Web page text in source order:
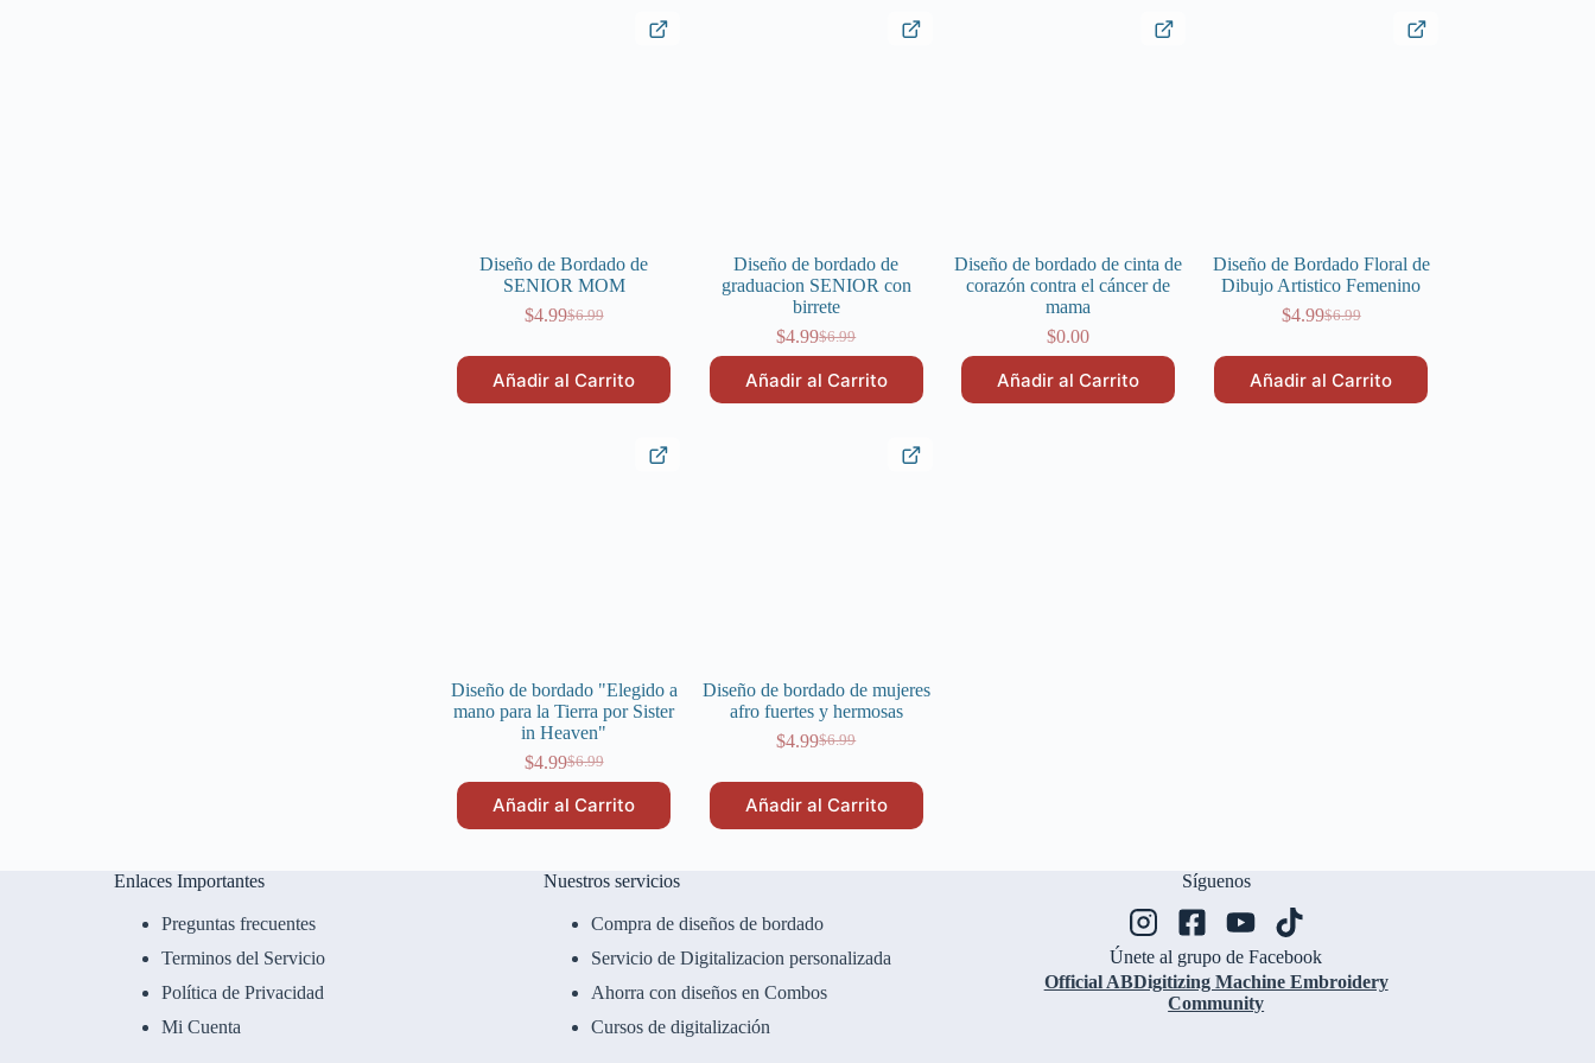
Diseño de Bordado de
SENIOR MOM
$6.99
El
era:
$6.99.
$4.99El
es:
$4.99.
Añadir al Carrito
Diseño de bordado de
graduacion SENIOR con
birrete
$6.99
El
original
era:
$4.99El
actual
es:
Añadir al Carrito
Diseño de bordado de cinta de
corazón contra el cáncer de
mama
$0.00
Añadir al Carrito
Diseño de Bordado Floral de
Dibujo Artistico Femenino
$6.99
El
era:
$6.99.
$4.99El
es:
$4.99.
Añadir al Carrito
Diseño de bordado "Elegido a
mano para la Tierra por Sister
in Heaven"
$6.99
El
original
era:
$4.99El
actual
es:
Añadir al Carrito
Diseño de bordado de mujeres
afro fuertes y hermosas
$6.99
El
original
era:
$6.99.
$4.99El
es:
$4.99.
Añadir al Carrito
Enlaces Importantes
Preguntas frecuentes
Terminos del Servicio
Política de Privacidad
Mi Cuenta
Nuestros servicios
Compra de diseños de bordado
Servicio de Digitalizacion personalizada
Ahorra con diseños en Combos
Cursos de digitalización
Síguenos
Únete al grupo de Facebook
Official ABDigitizing Machine Embroidery
Community